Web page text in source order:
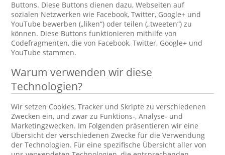
Buttons. Diese Buttons dienen dazu, Webseiten auf
sozialen Netzwerken wie Facebook, Twitter, Google+ und
YouTube bewerben („liken“) oder teilen („tweeten“) zu
können. Diese Buttons funktionieren mithilfe von
Codefragmenten, die von Facebook, Twitter, Google+ und
YouTube stammen.
Warum verwenden wir diese
Technologien?
Wir setzen Cookies, Tracker und Skripte zu verschiedenen
Zwecken ein, und zwar zu Funktions-, Analyse- und
Marketingzwecken. Im Folgenden präsentieren wir eine
Übersicht der verschiedenen Zwecke für die Verwendung
der Technologien. Für eine spezifische Übersicht aller von